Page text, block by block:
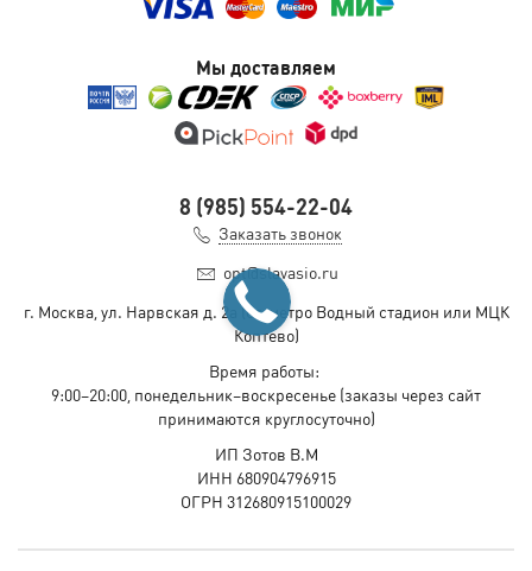
Мы доставляем
8 (985) 554-22-04
Заказать звонок
opt@slavasio.ru
г. Москва, ул. Нарвская д. 2а
(ст. метро Водный стадион или МЦК
Коптево)
Время работы:
9:00–20:00, понедельник–воскресенье (заказы через сайт
принимаются круглосуточно)
ИП Зотов В.М
ИНН 680904796915
ОГРН 312680915100029